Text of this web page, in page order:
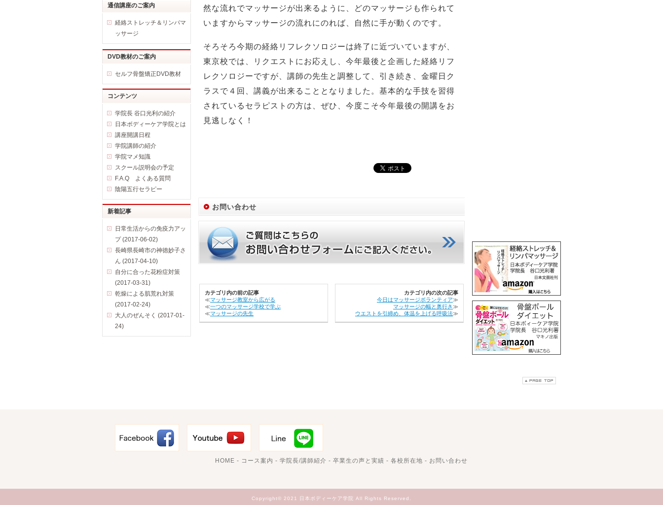
然な流れでマッサージが出来るように、どのマッサージも作られて
いますからマッサージの流れにのれば、自然に手が動くのです。
そろそろ今期の経絡リフレクソロジーは終了に近づいていますが、
東京校では、リクエストにお応えし、今年最後と企画した経絡リフ
レクソロジーですが、講師の先生と調整して、引き続き、金曜日ク
ラスで４回、講義が出来ることとなりました。基本的な手技を習得
されているセラピストの方は、ぜひ、今度こそ今年最後の開講をお
見逃しなく！
お問い合わせ
カテゴリ内の前の記事
≪マッサージ教室から広がる
≪一つのマッサージ学校で学ぶ
≪マッサージの先生
カテゴリ内の次の記事
今日はマッサージボランティア≫
マッサージの幅と奥行き≫
ウエストを引締め、体温を上げる呼吸法≫
通信講座のご案内
経絡ストレッチ＆リンパマ
ッサージ
DVD教材のご案内
セルフ骨盤矯正DVD教材
コンテンツ
学院長 谷口光利の紹介
日本ボディーケア学院とは
講座開講日程
学院講師の紹介
学院マメ知識
スクール説明会の予定
F.A.Q よくある質問
陰陽五行セラピー
新着記事
日常生活からの免疫力アッ
プ (2017-06-02)
長崎県長崎市の神徳妙子さ
ん (2017-04-10)
自分に合った花粉症対策
(2017-03-31)
乾燥による肌荒れ対策
(2017-02-24)
大人のぜんそく (2017-01-
24)
HOME - コース案内 - 学院長/講師紹介 - 卒業生の声と実績 - 各校所在地 - お問い合わせ
Copyright© 2021 日本ボディーケア学院 All Rights Reserved.